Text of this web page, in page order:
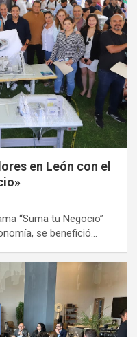
en León con el
“Suma tu Negocio”
se benefició…